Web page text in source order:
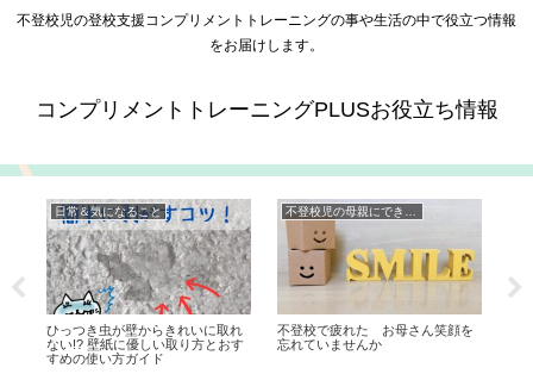
不登校児の登校支援コンプリメントトレーニングの事や生活の中で役立つ情報
をお届けします。
コンプリメントトレーニングPLUSお役立ち情報
日常＆気になること
ひっつき虫が壁からきれいに取れ
ない!? 壁紙に優しい取り方とおす
すめの使い方ガイド
不登校で疲れた お母さん笑顔を
忘れていませんか